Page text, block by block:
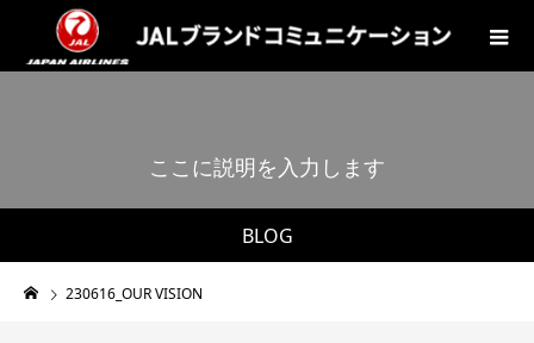
BLOG
ここに説明を入力し ます。
230616_OUR VISION